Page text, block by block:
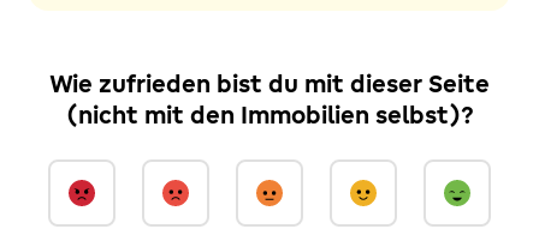
Wie zufrieden bist du mit dieser Seite
(nicht mit den Immobilien selbst)?